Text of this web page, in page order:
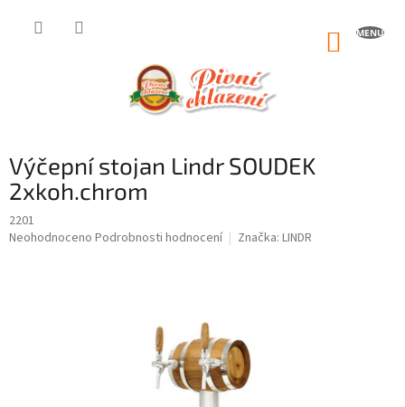
Výčepní stojan Lindr SOUDEK
2xkoh.chrom
2201
Průměrné
Neohodnoceno Podrobnosti hodnocení Značka: LINDR